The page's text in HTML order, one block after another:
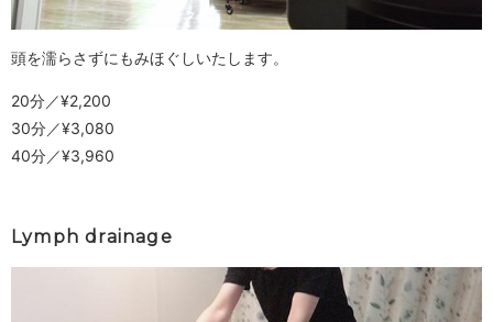
頭を濡らさずにもみほぐしいたします。
20分／¥2,200
30分／¥3,080
40分／¥3,960
Lymph drainage